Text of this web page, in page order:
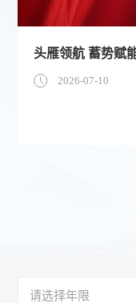
2026-07-10
请选择年限